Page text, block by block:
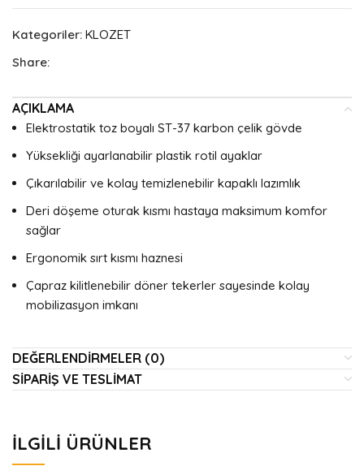
Kategoriler: KLOZET
Share:
AÇIKLAMA
Elektrostatik toz boyalı ST-37 karbon çelik gövde
Yüksekliği ayarlanabilir plastik rotil ayaklar
Çıkarılabilir ve kolay temizlenebilir kapaklı lazımlık
Deri döşeme oturak kısmı hastaya maksimum komfor
sağlar
Ergonomik sırt kısmı haznesi
Çapraz kilitlenebilir döner tekerler sayesinde kolay
mobilizasyon imkanı
DEĞERLENDIRMELER (0)
SIPARIŞ VE TESLIMAT
İLGILI ÜRÜNLER